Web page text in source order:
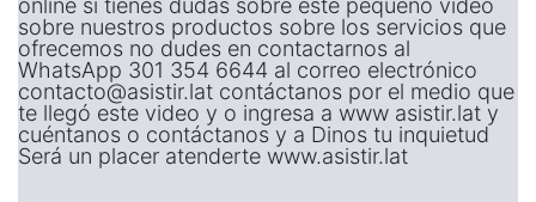
online si tienes dudas sobre este pequeño video
sobre nuestros productos sobre los servicios que
ofrecemos no dudes en contactarnos al
WhatsApp 301 354 6644 al correo electrónico
contacto@asistir.lat contáctanos por el medio que
te llegó este video y o ingresa a www asistir.lat y
cuéntanos o contáctanos y a Dinos tu inquietud
Será un placer atenderte www.asistir.lat